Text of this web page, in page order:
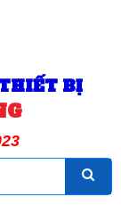
BỊ